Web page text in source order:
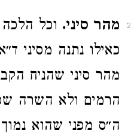
2 מהר סיני. וכל
כאילו נתנה מסיני
מהר סיני שהניח
הרמים ולא השרה
ה״ס מפני שהוא